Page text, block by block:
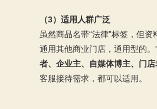
（3）适用人群广泛
虽然商品名带“法律”标签，但
通用其他商业门店，通用型的。
者、企业主、自媒体博主、门店
客服接待需求，都可以适用。